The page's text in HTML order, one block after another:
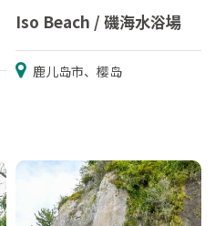
Iso Beach / 磯海水浴場
鹿儿岛市、樱岛